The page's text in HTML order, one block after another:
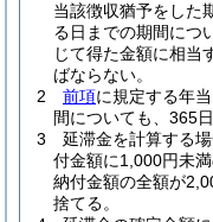
当該徴収猶予をした
る日までの期間につ
じて得た金額に相当
ばならない。
2
前項に規定する年
間についても、365
3
延滞金を計算する
付金額に1,000円未
納付金額の全額が
捨てる。